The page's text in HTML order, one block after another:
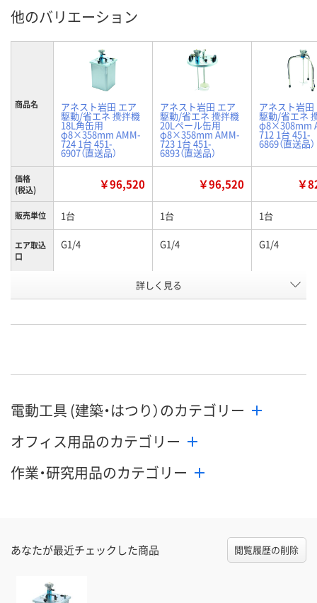
他のバリエーション
商品名 アネスト岩田 エア
駆動/省エネ 攪拌機
18L角缶用
φ8×358mm AMM-
724 1台 451-
6907（直送品）
アネスト岩田 エア
駆動/省エネ 攪拌機
20Lペール缶用
φ8×358mm AMM-
723 1台 451-
6893（直送品）
アネスト岩田
駆動/省エネ
φ8×308mm
712 1台 451-
6869（直送品）
価格
(税込)
￥96,520 ￥96,520 ￥
販売単位 1台 1台 1台
エア取込
口
G1/4 G1/4 G1/4
20Lペール缶用 スタンド式
号
お届け日 8月26日（水）まで 8月26日（水）まで 8月26日（水）
数量
カゴへ
数量
カゴへ
数量
詳しく見る
電動工具 (建築・はつり）のカテゴリー
オフィス用品のカテゴリー
作業・研究用品のカテゴリー
あなたが最近チェックした商品 閲覧履歴の削除